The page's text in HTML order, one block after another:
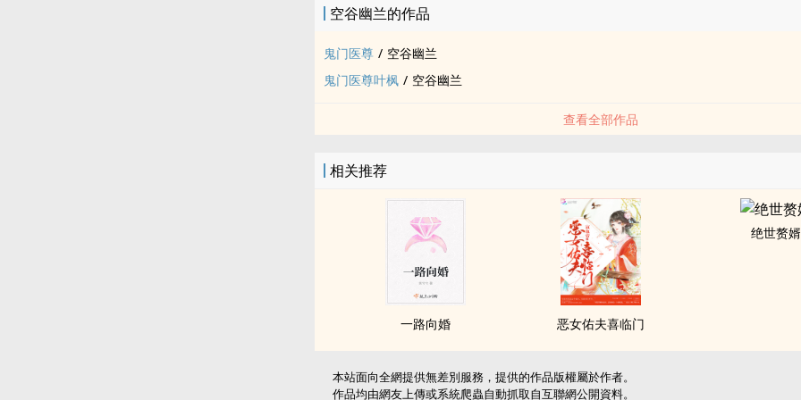
空谷幽兰的作品
鬼门医尊 / 空谷幽兰
鬼门医尊叶枫 / 空谷幽兰
查看全部作品
相关推荐
一路向婚 恶女佑夫喜临门
绝世赘婿
本站面向全網提供無差別服務，提供的作品版權屬於作者。
作品均由網友上傳或系統爬蟲自動抓取自互聯網公開資料。